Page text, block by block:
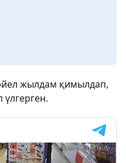
жылдам қимылдап,